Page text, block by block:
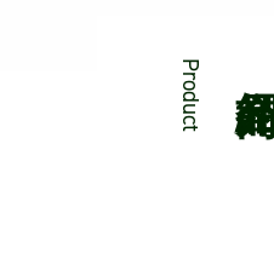
Product